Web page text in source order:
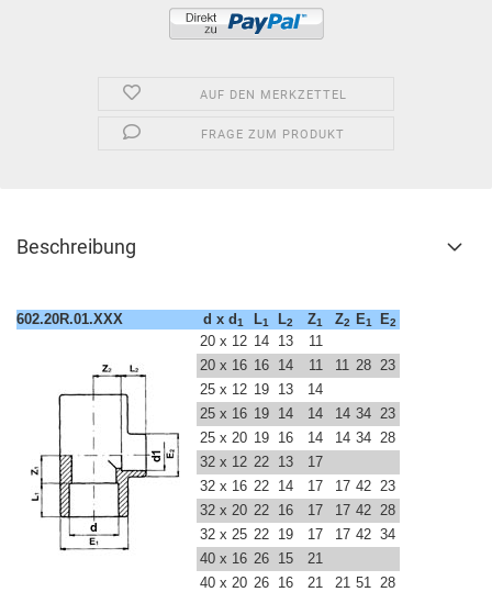
AUF DEN MERKZETTEL
FRAGE ZUM PRODUKT
Beschreibung
602.20R.01.XXX d x d1 L1 L2 Z1 Z2 E1 E2
20 x 12 14 13
11
20 x 16 16 14 11 11 28 23
25 x 12 19 13
14
25 x 16 19 14 14 14 34 23
25 x 20 19 16 14 14 34 28
32 x 12 22 13
17
32 x 16 22 14 17 17 42 23
32 x 20 22 16 17 17 42 28
32 x 25 22 19 17 17 42 34
40 x 16 26 15
21
40 x 20 26 16 21 21 51 28